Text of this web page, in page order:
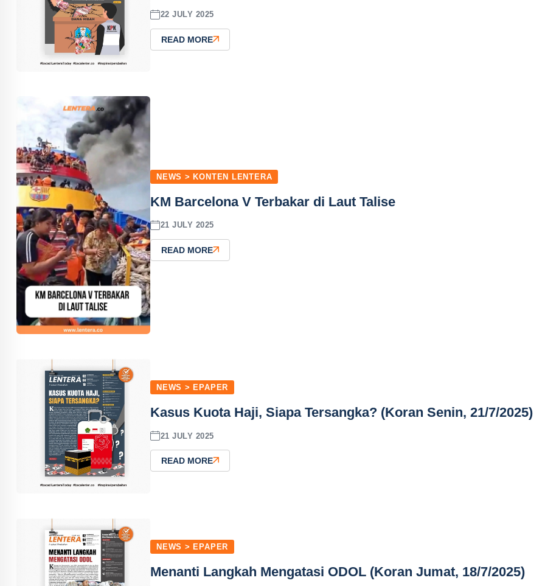
22 JULY 2025
READ MORE
NEWS > KONTEN LENTERA
KM Barcelona V Terbakar di Laut Talise
21 JULY 2025
READ MORE
NEWS > EPAPER
Kasus Kuota Haji, Siapa Tersangka? (Koran Senin, 21/7/2025)
21 JULY 2025
READ MORE
NEWS > EPAPER
Menanti Langkah Mengatasi ODOL (Koran Jumat, 18/7/2025)